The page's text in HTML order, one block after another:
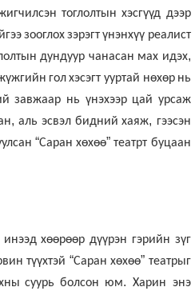
тоглолтын хэсгүүд дээр
зооглох зэрэгт үнэнхүү реалист
дундуур чанасан мах идэх,
гол хэсэгт ууртай нөхөр нь
завжаар нь үнэхээр цай урсаж
,аль эсвэл бидний хаяж, гээсэн
“Саран хөхөө” театрт буцаан
инээд хөөрөөр дүүрэн гэрийн зүг
түүхтэй “Саран хөхөө” театрыг
суурь болсон юм. Харин энэ